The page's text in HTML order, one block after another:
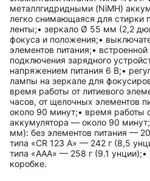
металлгидридными (NiMH)
легко снимающаяся для стирки
ленты;• зеркало Ø 55 мм (2,2
фокуса и положения;•
элементов питания;•
подключения зарядного
напряжением питания 6 В;•
лампы на зеркале для
время работы от литиевого
часов, от щелочных элементов
около 90 минут;• время работы
аккумулятора — около 90
мм): без элементов питания —
типа «CR 123 A» — 242 г (8,5
типа «AAA» — 258 г (9.1 унции);•
коробке.